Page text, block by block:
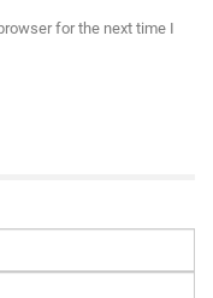
for the next time I